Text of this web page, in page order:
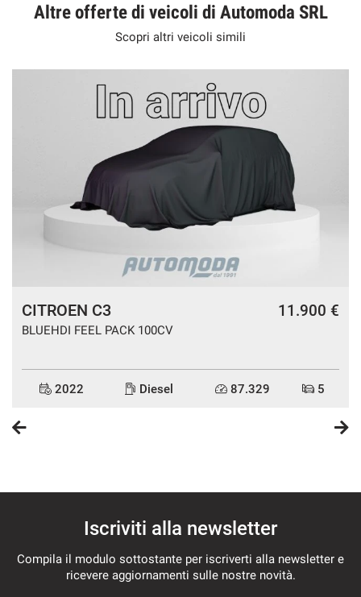
Altre offerte di veicoli di Automoda SRL
Scopri altri veicoli simili
CITROEN C3
BLUEHDI FEEL PACK 100CV
11.900 €
2022 Diesel 87.329 5
Iscriviti alla newsletter
Compila il modulo sottostante per iscriverti alla newsletter e
ricevere aggiornamenti sulle nostre novità.